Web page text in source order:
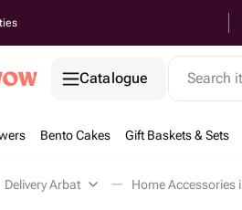
Catalogue Search
Bento Cakes Gift Baskets & Sets
Delivery Arbat Home Accessories